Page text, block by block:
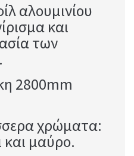
αλουμινίου
και
των
2800mm
χρώματα:
και μαύρο.